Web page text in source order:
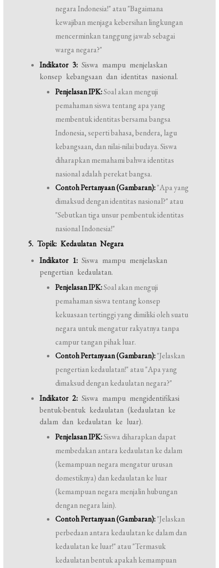
negara Indonesia!" atau "Bagaimana
kewajiban menjaga kebersihan lingkungan
mencerminkan tanggung jawab sebagai
warga negara?"
Indikator 3: Siswa mampu menjelaskan
konsep kebangsaan dan identitas nasional.
Penjelasan IPK:Soal akan menguji
pemahaman siswa tentang apa yang
membentuk identitas bersama bangsa
Indonesia, seperti bahasa, bendera, lagu
kebangsaan, dan nilai-nilai budaya. Siswa
diharapkan memahami bahwa identitas
nasional adalah perekat bangsa.
Contoh Pertanyaan (Gambaran):"Apa yang
dimaksud dengan identitas nasional?" atau
"Sebutkan tiga unsur pembentuk identitas
nasional Indonesia!"
5. Topik: Kedaulatan Negara
Indikator 1: Siswa mampu menjelaskan
pengertian kedaulatan.
Penjelasan IPK:Soal akan menguji
pemahaman siswa tentang konsep
kekuasaan tertinggi yang dimiliki oleh suatu
negara untuk mengatur rakyatnya tanpa
campur tangan pihak luar.
Contoh Pertanyaan (Gambaran):"Jelaskan
pengertian kedaulatan!" atau "Apa yang
dimaksud dengan kedaulatan negara?"
Indikator 2: Siswa mampu mengidentifikasi
bentuk-bentuk kedaulatan (kedaulatan ke
dalam dan kedaulatan ke luar).
Penjelasan IPK:Siswa diharapkan dapat
membedakan antara kedaulatan ke dalam
(kemampuan negara mengatur urusan
domestiknya) dan kedaulatan ke luar
(kemampuan negara menjalin hubungan
dengan negara lain).
Contoh Pertanyaan (Gambaran):"Jelaskan
perbedaan antara kedaulatan ke dalam dan
kedaulatan ke luar!" atau "Termasuk
kedaulatan bentuk apakah kemampuan